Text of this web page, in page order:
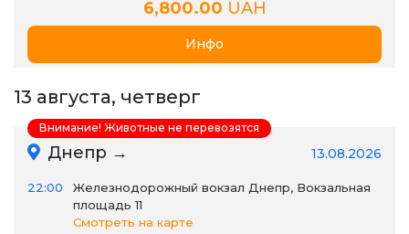
6,800.00 UAH
Инфо
13 августа, четверг
Днепр → 13.08.2026
22:00
Железнодорожный вокзал Днепр, Вокзальная
площадь 11
Смотреть на карте
Внимание! Животные не перевозятся